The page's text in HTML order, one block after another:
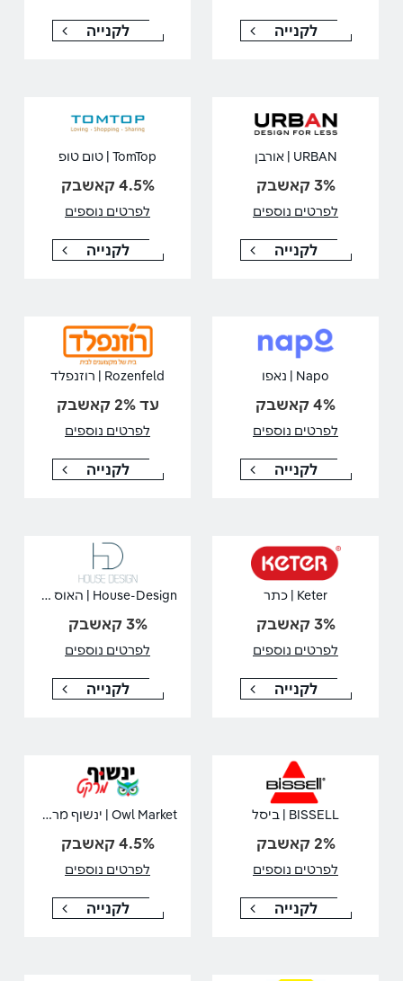
לקנייה לקנייה
URBAN | אורבן
3% קאשבק
לפרטים נוספים
לקנייה
TomTop | טום טופ
4.5% קאשבק
לפרטים נוספים
לקנייה
Napo | נאפו
4% קאשבק
לפרטים נוספים
לקנייה
Rozenfeld | רוזנפלד
עד 2% קאשבק
לפרטים נוספים
לקנייה
Keter | כתר
3% קאשבק
לפרטים נוספים
לקנייה
House-Design | האוס דיזיין
3% קאשבק
לפרטים נוספים
לקנייה
BISSELL | ביסל
2% קאשבק
לפרטים נוספים
לקנייה
Owl Market | ינשוף מרקט
4.5% קאשבק
לפרטים נוספים
לקנייה